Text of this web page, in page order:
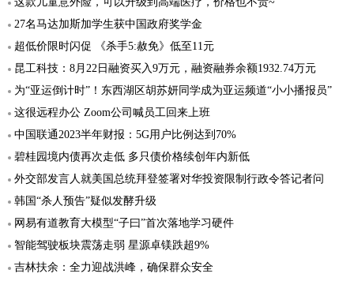
27名马达加斯加学生获中国政府奖学金
超低价限时闪促 《杀手5:赦免》低至11元
昆工科技：8月22日融资买入9万元，融资融券余额1932.74万元
为“亚运倒计时”！东西湖区胡苏妍同学成为亚运频道“小小播报员”
这很远程办公 Zoom公司喊员工回来上班
中国联通2023半年财报：5G用户比例达到70%
碧桂园境内债再次走低 多只债价格续创年内新低
外交部发言人就美国总统拜登签署对华投资限制行政令答记者问
韩国“杀人预告”疑似发酵升级
网易有道教育大模型“子曰”首次落地学习硬件
智能驾驶板块震荡走弱 星源卓镁跌超9%
吉林扶余：全力迎战洪峰，确保群众安全